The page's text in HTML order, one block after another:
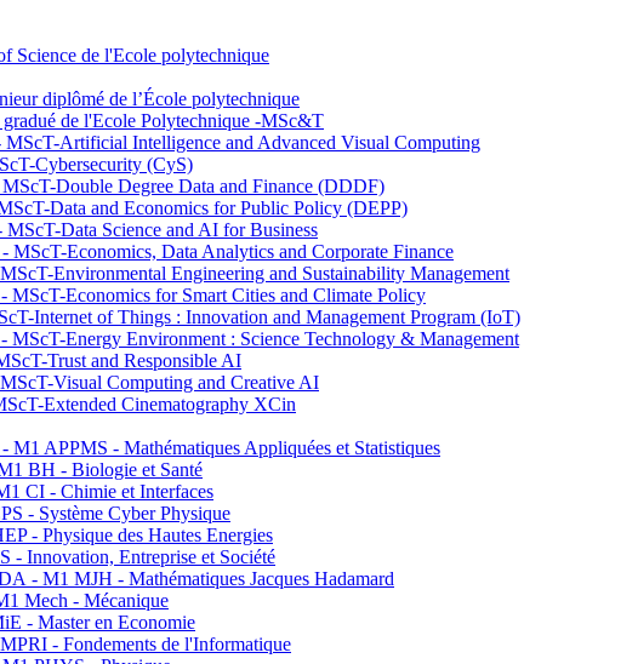
Science de l'Ecole polytechnique
diplômé de l’École polytechnique
de l'Ecole Polytechnique -MSc&T
Artificial Intelligence and Advanced Visual Computing
Cybersecurity (CyS)
Double Degree Data and Finance (DDDF)
Data and Economics for Public Policy (DEPP)
Data Science and AI for Business
MScT-Economics, Data Analytics and Corporate Finance
Environmental Engineering and Sustainability Management
MScT-Economics for Smart Cities and Climate Policy
Internet of Things : Innovation and Management Program (IoT)
MScT-Energy Environment : Science Technology & Management
Trust and Responsible AI
Visual Computing and Creative AI
Extended Cinematography XCin
APPMS - Mathématiques Appliquées et Statistiques
BH - Biologie et Santé
CI - Chimie et Interfaces
- Système Cyber Physique
- Physique des Hautes Energies
- Innovation, Entreprise et Société
- M1 MJH - Mathématiques Jacques Hadamard
Mech - Mécanique
- Master en Economie
- Fondements de l'Informatique